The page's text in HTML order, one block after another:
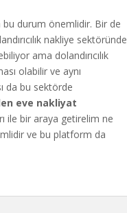
bu durum önemlidir. Bir de
nakliye sektöründe
ama dolandırıcılık
olabilir ve aynı
da bu sektörde
eve nakliyat
ile bir araya getirelim ne
ve bu platform da